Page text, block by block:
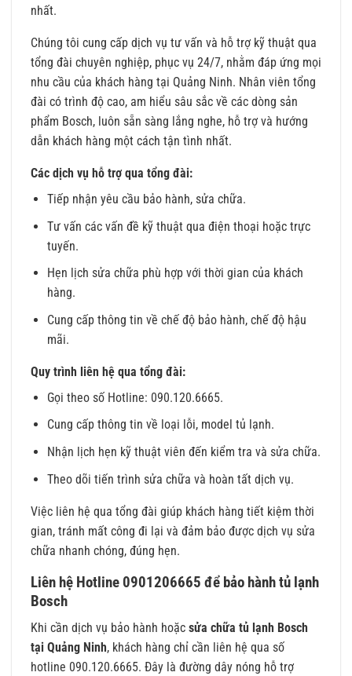
nhất.
Chúng tôi cung cấp dịch vụ tư vấn và hỗ trợ kỹ thuật qua
tổng đài chuyên nghiệp, phục vụ 24/7, nhằm đáp ứng mọi
nhu cầu của khách hàng tại Quảng Ninh. Nhân viên tổng
đài có trình độ cao, am hiểu sâu sắc về các dòng sản
phẩm Bosch, luôn sẵn sàng lắng nghe, hỗ trợ và hướng
dẫn khách hàng một cách tận tình nhất.
Các dịch vụ hỗ trợ qua tổng đài:
Tiếp nhận yêu cầu bảo hành, sửa chữa.
Tư vấn các vấn đề kỹ thuật qua điện thoại hoặc trực
tuyến.
Hẹn lịch sửa chữa phù hợp với thời gian của khách
hàng.
Cung cấp thông tin về chế độ bảo hành, chế độ hậu
mãi.
Quy trình liên hệ qua tổng đài:
Gọi theo số Hotline: 090.120.6665.
Cung cấp thông tin về loại lỗi, model tủ lạnh.
Nhận lịch hẹn kỹ thuật viên đến kiểm tra và sửa chữa.
Theo dõi tiến trình sửa chữa và hoàn tất dịch vụ.
Việc liên hệ qua tổng đài giúp khách hàng tiết kiệm thời
gian, tránh mất công đi lại và đảm bảo được dịch vụ sửa
chữa nhanh chóng, đúng hẹn.
Liên hệ Hotline 0901206665 để bảo hành tủ lạnh
Bosch
Khi cần dịch vụ bảo hành hoặc sửa chữa tủ lạnh Bosch
tại Quảng Ninh, khách hàng chỉ cần liên hệ qua số
hotline 090.120.6665. Đây là đường dây nóng hỗ trợ